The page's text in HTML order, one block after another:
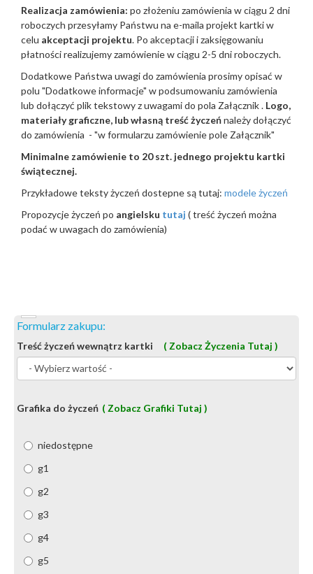
Realizacja zamówienia: po złożeniu zamówienia w ciągu 2 dni
roboczych przesyłamy Państwu na e-maila projekt kartki w
celu akceptacji projektu. Po akceptacji i zaksięgowaniu
płatności realizujemy zamówienie w ciągu 2-5 dni roboczych.
Dodatkowe Państwa uwagi do zamówienia prosimy opisać w
polu "Dodatkowe informacje" w podsumowaniu zamówienia
lub dołączyć plik tekstowy z uwagami do pola Załącznik . Logo,
materiały graficzne, lub własną treść życzeńnależy dołączyć
do zamówienia - "w formularzu zamówienie pole Załącznik"
Minimalne zamówienie to 20 szt. jednego projektu kartki
świątecznej.
Przykładowe teksty życzeń dostepne są tutaj: modele życzeń
Propozycje życzeń po angielsku tutaj ( treść życzeń można
podać w uwagach do zamówienia)
Formularz zakupu:
Treść życzeń wewnątrz kartki ( Zobacz Życzenia Tutaj )
Grafika do życzeń ( Zobacz Grafiki Tutaj )
niedostępne
g1
g2
g3
g4
g5